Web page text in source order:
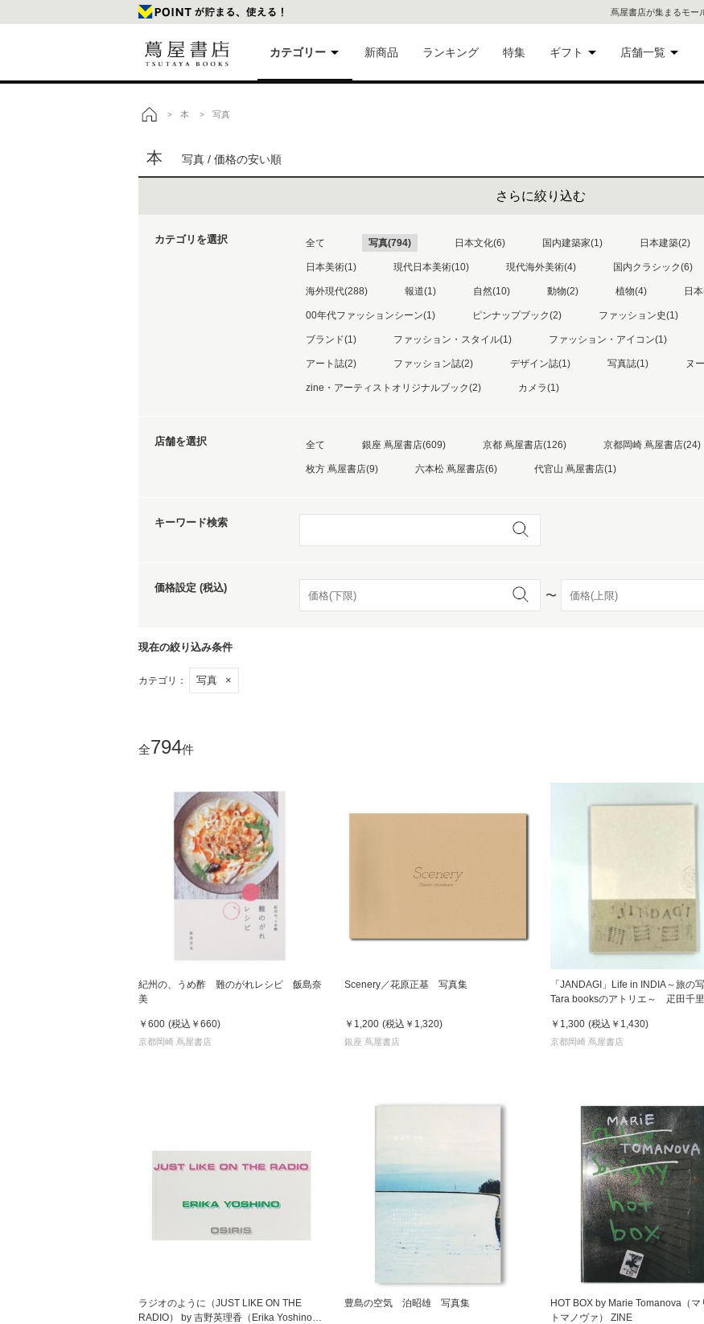
蔦屋書店が集まるモー
カテゴリー
文具
食品
新商品 ランキング 特集 ギフト 店舗一覧
> 本 > 写真
本 写真 / 価格の安い順
さらに絞り込む
カテゴリを選択 全て 写真(794) 日本文化(6) 国内建築家(1) 日本建築(2)
日本美術(1) 現代日本美術(10) 現代海外美術(4) 国内クラシック(6)
海外現代(288) 報道(1) 自然(10) 動物(2) 植物(4) 日
00年代ファッションシーン(1) ピンナップブック(2) ファッション史(1)
ブランド(1) ファッション・スタイル(1) ファッション・アイコン(1)
アート誌(2) ファッション誌(2) デザイン誌(1) 写真誌(1) ヌ
zine・アーティストオリジナルブック(2) カメラ(1)
店舗を選択 全て 銀座 蔦屋書店(609) 京都 蔦屋書店(126) 京都岡崎 蔦屋書店(24)
枚方 蔦屋書店(9) 六本松 蔦屋書店(6) 代官山 蔦屋書店(1)
キーワード検索
価格設定 (税込)
〜
現在の絞り込み条件
カテゴリ： 写真 ×
全794件
紀州の、うめ酢 難のがれレシピ 飯島奈
美
￥600 (税込 ￥660)
京都岡崎 蔦屋書店
Scenery／花原正基 写真集
￥1,200 (税込 ￥1,320)
銀座 蔦屋書店
「JANDAGI」Life in INDIA～旅の
Tara booksのアトリエ～ 疋田千里
￥1,300 (税込 ￥1,430)
京都岡崎 蔦屋書店
ラジオのように（JUST LIKE ON THE
RADIO） by 吉野英理香（Erika Yoshino）
豊島の空気 泊昭雄 写真集
HOT BOX by Marie Tomanova（マ
トマノヴァ） ZINE